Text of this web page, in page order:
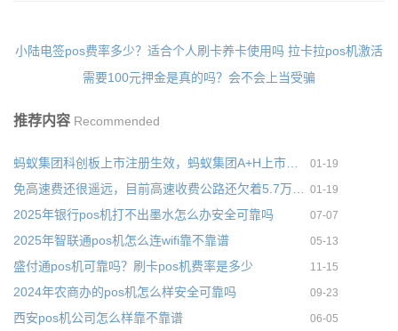
小陆电签pos费率多少？适合个人刷卡养卡使用吗 拉卡拉pos机激活
需要100元押金是真的吗？会不会上当受骗
推荐内容 Recommended
01-19
01-19
2025年银行pos机打不出墨水怎么办安全可靠吗 07-07
2025年智联通pos机怎么连wifi靠不靠谱 05-13
盛付通pos机可靠吗？刷卡pos机费率是多少 11-15
2024年农商办的pos机怎么样安全可靠吗 09-23
西安pos机公司怎么样靠不靠谱 06-05